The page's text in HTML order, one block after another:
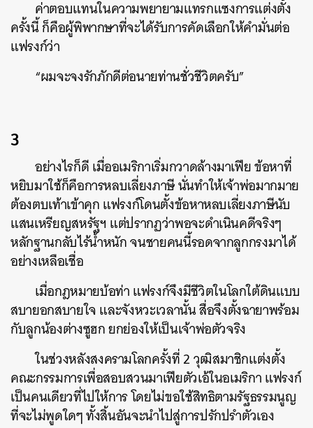
ค่าตอบแทนในความพยายามแทรกแซงการแต่งตั้ง
ครั้งนี้ ก็คือผู้พิพากษาที่จะได้รับการคัดเลือกให้คำมั่นต่อ
แฟรงก์ว่า
“ผมจะจงรักภักดีต่อนายท่านชั่วชีวิตครับ”
3
อย่างไรก็ดี เมื่ออเมริกาเริ่มกวาดล้างมาเฟีย ข้อหาที่
หยิบมาใช้ก็คือการหลบเลี่ยงภาษี นั่นทำให้เจ้าพ่อมากมาย
ต้องตบเท้าเข้าคุก แฟรงก์โดนตั้งข้อหาหลบเลี่ยงภาษีนับ
แสนเหรียญสหรัฐฯ แต่ปรากฏว่าพอจะดำเนินคดีจริงๆ
หลักฐานกลับไร้น้ำหนัก จนชายคนนี้รอดจากลูกกรงมาได้
อย่างเหลือเชื่อ
เมื่อกฎหมายบ้อท่า แฟรงก์จึงมีชีวิตในโลกใต้ดินแบบ
สบายอกสบายใจ และจังหวะเวลานั้น สื่อจึงตั้งฉายาพร้อม
กับลูกน้องต่างซูฮก ยกย่องให้เป็นเจ้าพ่อตัวจริง
ในช่วงหลังสงครามโลกครั้งที่ 2 วุฒิสมาชิกแต่งตั้ง
คณะกรรมการเพื่อสอบสวนมาเฟียตัวเอ้ในอเมริกา แฟรงก์
เป็นคนเดียวที่ไปให้การ โดยไม่ขอใช้สิทธิตามรัฐธรรมนูญ
ที่จะไม่พูดใดๆ ทั้งสิ้นอันจะนำไปสู่การปรักปรำตัวเอง
SHARE TWEET LINE EMAIL